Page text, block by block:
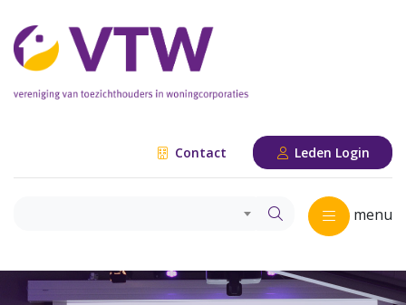
Contact Leden Login
menu